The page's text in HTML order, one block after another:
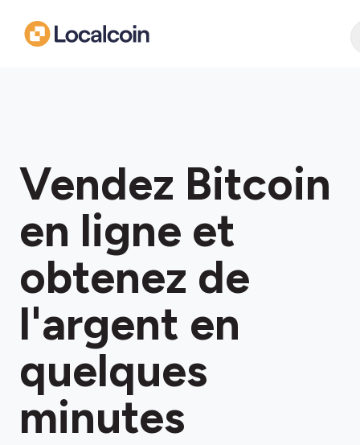
Vendez Bitcoin
en ligne et
obtenez de
l'argent en
quelques
minutes